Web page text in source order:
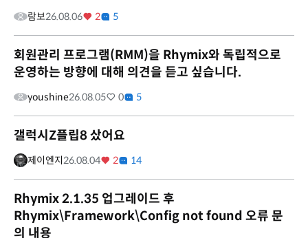
람보26.08.06 2 5
회원관리 프로그램(RMM)을 Rhymix와 독립적으로
운영하는 방향에 대해 의견을 듣고 싶습니다.
youshine26.08.05 0 5
갤럭시Z플립8 샀어요
제이엔지26.08.04 2 14
Rhymix 2.1.35 업그레이드 후
Rhymix\Framework\Config not found 오류 문
의 내용